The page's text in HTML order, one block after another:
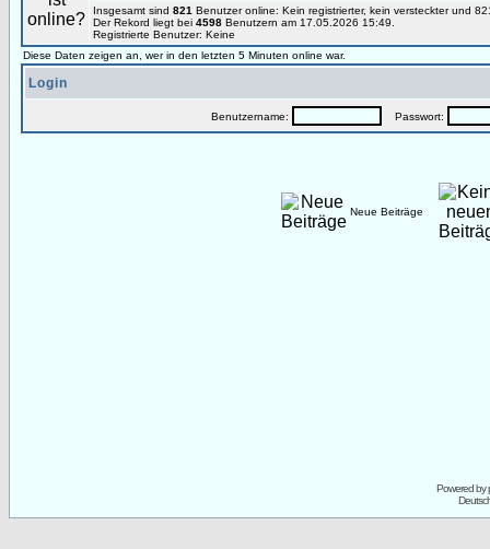
Insgesamt sind 821 Benutzer online: Kein registrierter, kein versteckter und
Der Rekord liegt bei 4598 Benutzern am 17.05.2026 15:49.
Registrierte Benutzer: Keine
Diese Daten zeigen an, wer in den letzten 5 Minuten online war.
Login
Benutzername: Passwort:
Neue Beiträge
Powered by